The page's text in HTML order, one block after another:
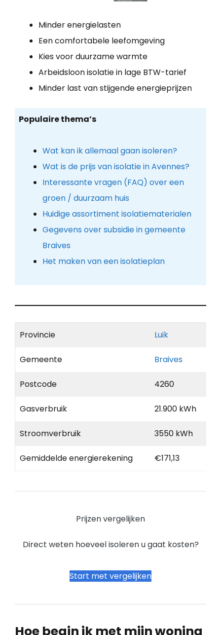
Minder energielasten
Een comfortabele leefomgeving
Kies voor duurzame warmte
Arbeidsloon isolatie in lage BTW-tarief
Minder last van stijgende energieprijzen
Populaire thema’s
Wat kan ik allemaal gaan isoleren?
Wat is de prijs van isolatie in Avennes?
Interessante vragen (FAQ) over een
groen / duurzaam huis
Huidige assortiment isolatiematerialen
Gegevens over subsidie in gemeente
Braives
Het maken van een isolatieplan
Provincie Luik
Gemeente Braives
Postcode 4260
Gasverbruik 21.900 kWh
Stroomverbruik 3550 kWh
Gemiddelde energierekening €171,13
Prijzen vergelijken
Direct weten hoeveel isoleren u gaat kosten?
Start met vergelijken
Hoe begin ik met mijn woning